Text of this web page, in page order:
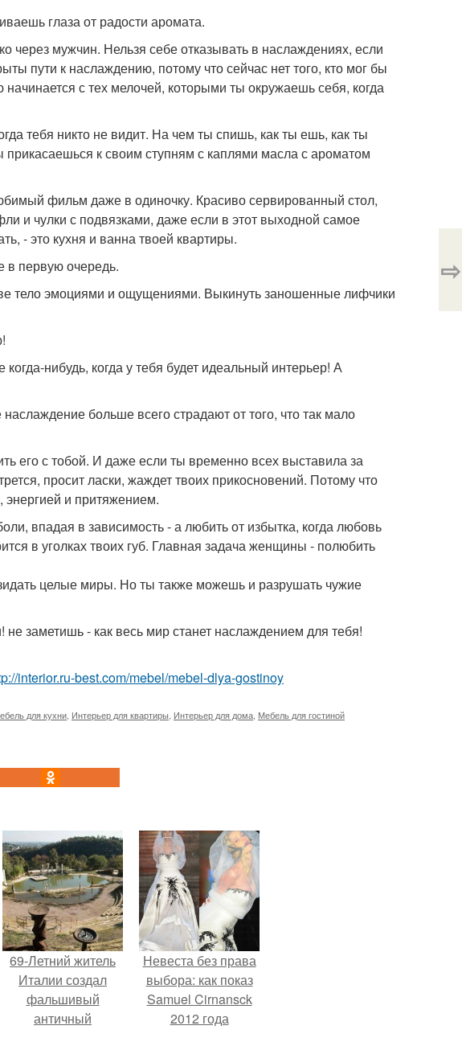
глаза от радости аромата.
через мужчин. Нельзя себе отказывать в наслаждениях, если
пути к наслаждению, потому что сейчас нет того, кто мог бы
с тех мелочей, которыми ты окружаешь себя, когда
тебя никто не видит. На чем ты спишь, как ты ешь, как ты
к своим ступням с каплями масла с ароматом
фильм даже в одиночку. Красиво сервированный стол,
и чулки с подвязками, даже если в этот выходной самое
- это кухня и ванна твоей квартиры.
в первую очередь.
тело эмоциями и ощущениями. Выкинуть заношенные лифчики
нибудь, когда у тебя будет идеальный интерьер! А
больше всего страдают от того, что так мало
его с тобой. И даже если ты временно всех выставила за
просит ласки, жаждет твоих прикосновений. Потому что
и притяжением.
впадая в зависимость - а любить от избытка, когда любовь
в уголках твоих губ. Главная задача женщины - полюбить
целые миры. Но ты также можешь и разрушать чужие
заметишь - как весь мир станет наслаждением для тебя!
interior.ru-best.com/mebel/mebel-dlya-gostinoy
для кухни Интерьер для квартиры Интерьер для дома Мебель для гостиной
⇨
69-Летний житель
Италии создал
фальшивый
античный
Невеста без права
выбора: как показ
Samuel Cirnansck
2012 года